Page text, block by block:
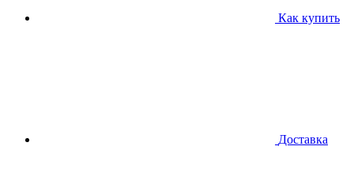
Как купить
Доставка